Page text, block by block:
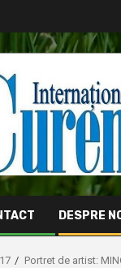
DESPRE
17 Portret de artist: